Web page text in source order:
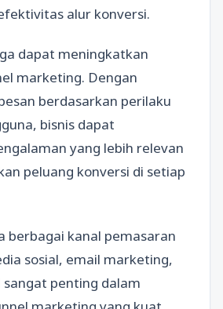
alur konversi.
dapat meningkatkan
marketing. Dengan
berdasarkan perilaku
bisnis dapat
yang lebih relevan
peluang konversi di setiap
berbagai kanal pemasaran
sosial, email marketing,
penting dalam